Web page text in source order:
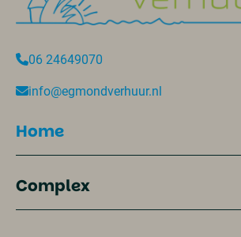
06 24649070
info@egmondverhuur.nl
Home
Complex